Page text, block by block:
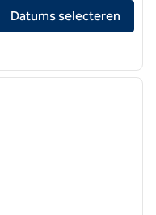
by Hilton Cypress
Datums selecteren